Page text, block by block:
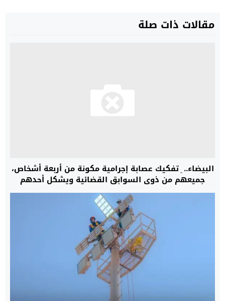
مقالات ذات صلة
البيضاء.. ِ تفكيك عصابة إجرامية مكونة من أربعة أشخاص،
جميعهم من ذوي السوابق القضائية ويشكل أحدهم
موضوع مذكرة بحث على الصعيد الوطني